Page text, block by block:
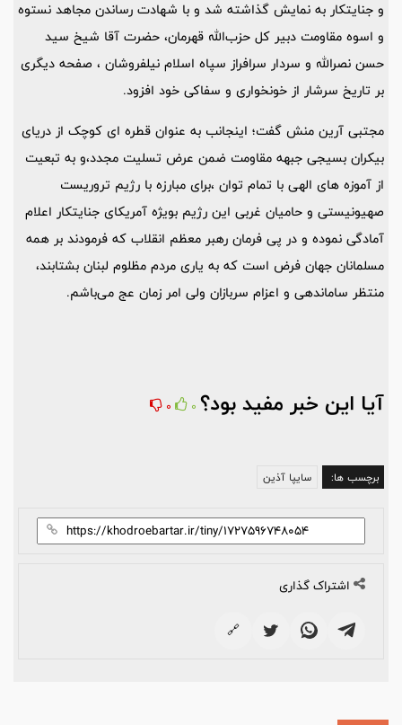
و جنایتکار به نمایش گذاشته شد و با شهادت رساندن مجاهد نستوه
و اسوه مقاومت دبیر کل حزب‌الله قهرمان، حضرت آقا شیخ سید
حسن نصرالله و سردار سرافراز سپاه اسلام نیلفروشان ، صفحه دیگری
بر تاریخ سرشار از خونخواری و سفاکی خود افزود.
مجتبی آرین منش گفت؛ اینجانب به عنوان قطره ای کوچک از دریای
بیکران بسیجی جبهه مقاومت ضمن عرض تسلیت مجدد،و به تبعیت
از آموزه های الهی با تمام توان ،برای مبارزه با رژیم تروریست
صهیونیستی و حامیان غربی این رژیم بویژه آمریکای جنایتکار اعلام
آمادگی نموده و در پی فرمان رهبر معظم انقلاب که فرمودند بر همه
مسلمانان جهان فرض است که به یاری مردم مظلوم لبنان بشتابند،
منتظر ساماندهی و اعزام سربازان ولی امر زمان عج می‌باشم.
آیا این خبر مفید بود؟ 0
0
برچسب ها: سایپا آذین
اشتراک گذاری
🔗